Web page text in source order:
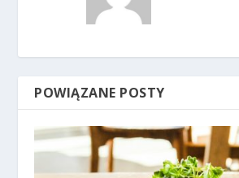
POWIĄZANE POSTY